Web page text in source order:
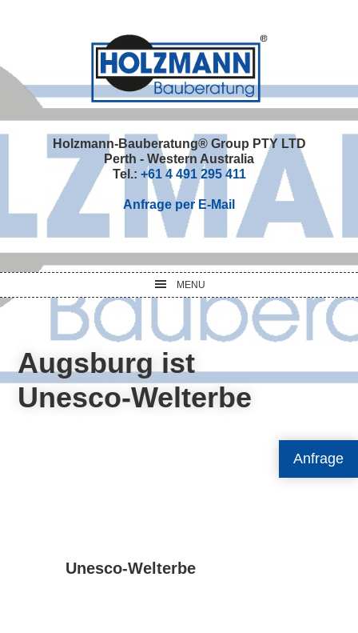
Anfrage
navigation
content
sidebar
Holzmann-Bauberatung® Group PTY LTD
Perth - Western Australia
Tel.: +61 4 491 295 411
Anfrage per E-Mail
MENU
Augsburg ist
Unesco-Welterbe
Unesco-Welterbe